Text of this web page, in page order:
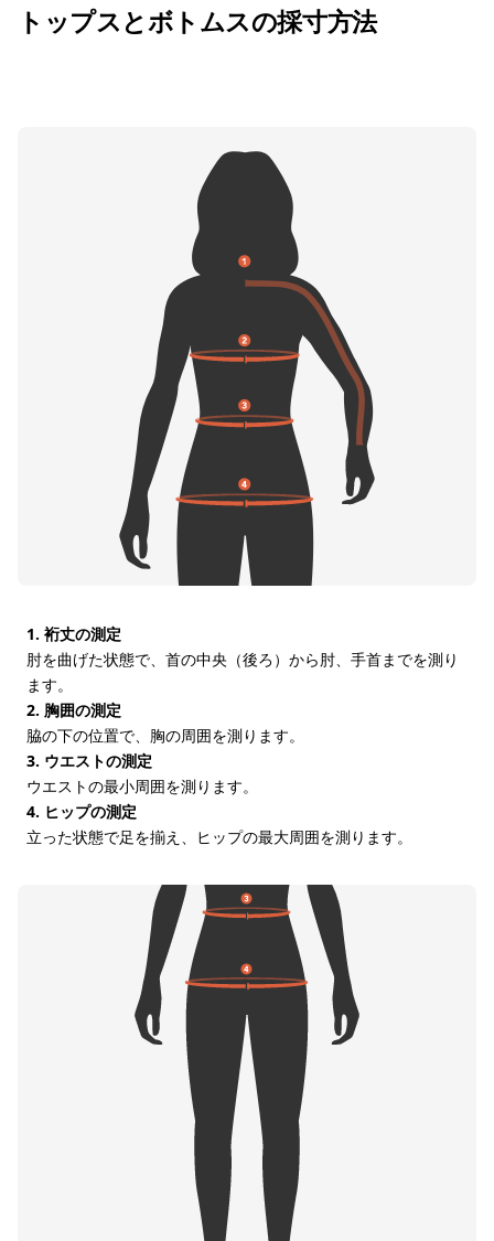
トップスとボトムスの採寸方法
1. 裄丈の測定
肘を曲げた状態で、首の中央（後ろ）から肘、手首までを測り
ます。
2. 胸囲の測定
脇の下の位置で、胸の周囲を測ります。
3. ウエストの測定
ウエストの最小周囲を測ります。
4. ヒップの測定
立った状態で足を揃え、ヒップの最大周囲を測ります。